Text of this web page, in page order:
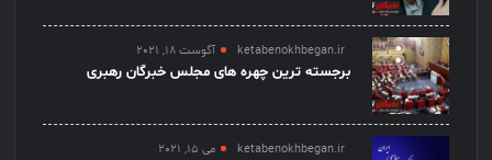
ketabenokhbegan.ir آگوست 18, 2021
برجسته ترین چهره های مجلس خبرگان رهبری
ketabenokhbegan.ir می 15, 2021